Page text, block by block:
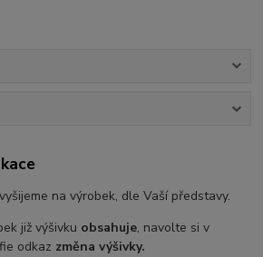
na výrobek, dle Vaší představy.
již výšivku obsahuje, navolte si v
odkaz změna výšivky.